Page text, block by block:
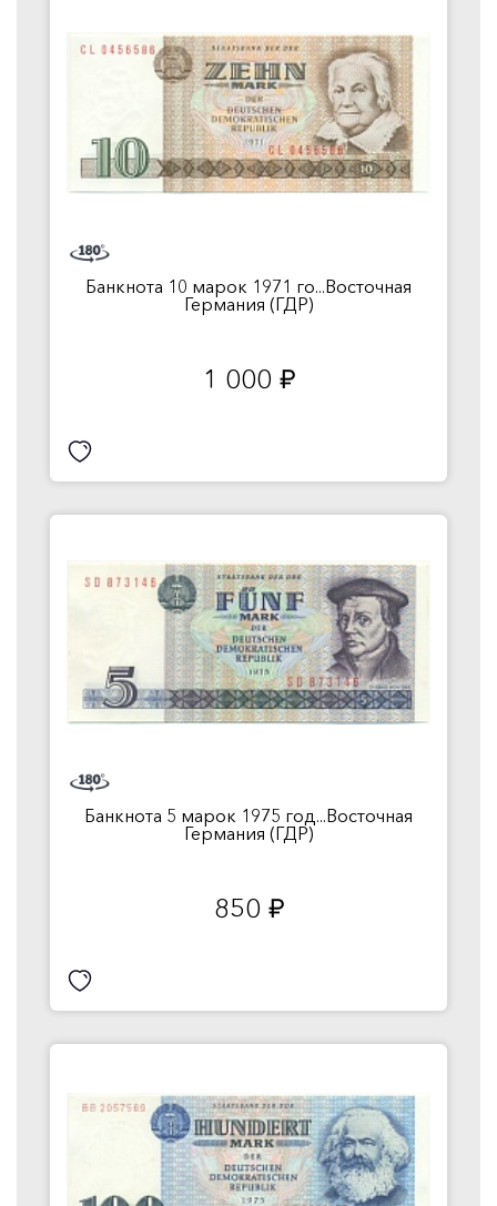
Банкнота 10 марок 1971 го...Восточная
Германия (ГДР)
1 000 руб.
Банкнота 5 марок 1975 год...Восточная
Германия (ГДР)
850 руб.